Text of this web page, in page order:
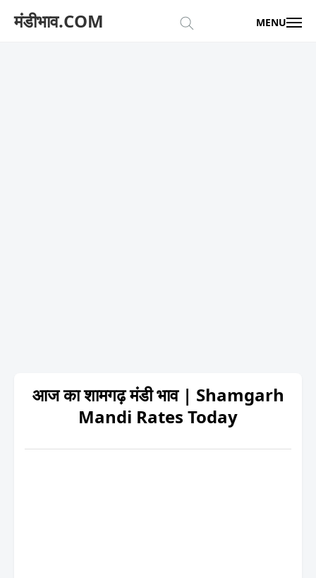
मंडीभाव.COM MENU
आज का शामगढ़ मंडी भाव | Shamgarh
Mandi Rates Today